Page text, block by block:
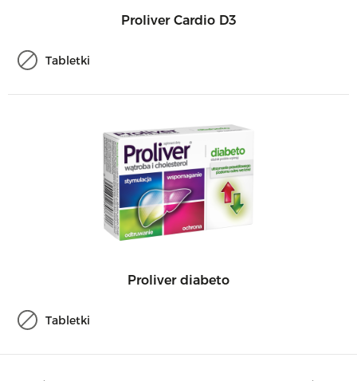
Proliver Cardio D3
Tabletki
Proliver diabeto
Tabletki